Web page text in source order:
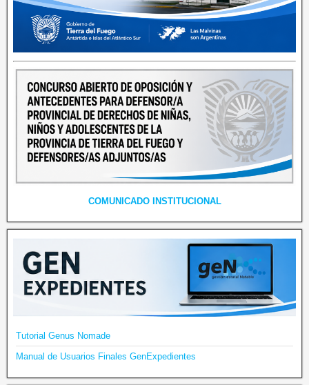
COMUNICADO INSTITUCIONAL
Tutorial Genus Nomade
Manual de Usuarios Finales GenExpedientes